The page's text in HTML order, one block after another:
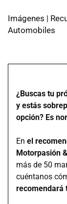
Imágenes |
Automobiles
¿Buscas tu
y estás
opción? Es
En el
Motorpasión
más de 50
cuéntanos
recomendará